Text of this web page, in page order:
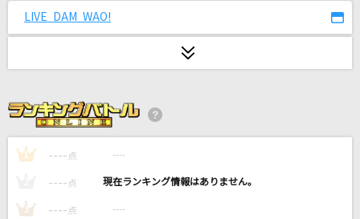
奏(かなで)
崩壊前夜
隣で
マルシィ
尾崎豊
LIVE DAM WAO!
1 ---- 点 ----
---- 点 ----
3 ---- 点 ----